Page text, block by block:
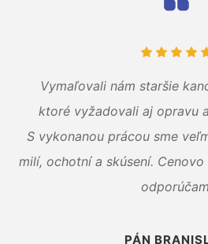
Vymaľovali nám staršie
ktoré vyžadovali aj opravu
S vykonanou prácou sme
milí, ochotní a skúsení.
PÁN